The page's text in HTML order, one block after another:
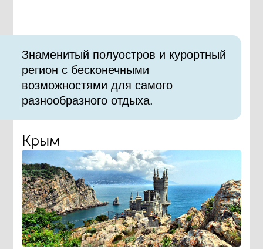
Знаменитый полуостров и курортный
регион с бесконечными
возможностями для самого
разнообразного отдыха.
Крым